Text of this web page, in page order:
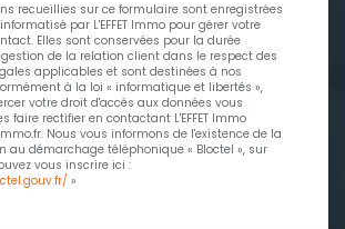
recueillies sur ce formulaire sont enregistrées
par L'EFFET Immo pour gérer votre
Elles sont conservées pour la durée
de la relation client dans le respect des
applicables et sont destinées à nos
à la loi « informatique et libertés »,
votre droit d'accès aux données vous
faire rectifier en contactant L'EFFET Immo
Nous vous informons de l'existence de la
au démarchage téléphonique « Bloctel », sur
vous inscrire ici :
»